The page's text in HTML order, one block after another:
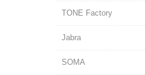
TONE Factory
Jabra
SOMA